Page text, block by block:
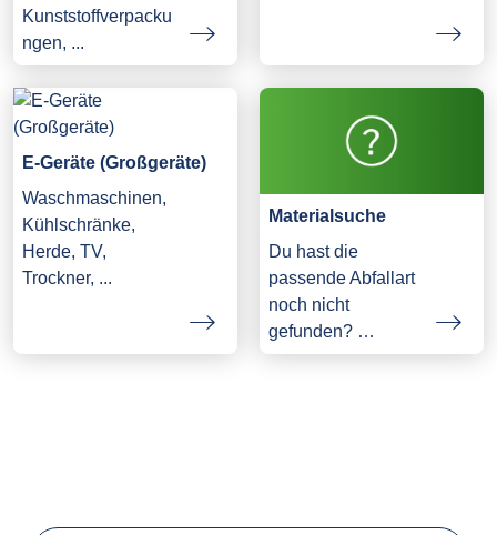
Kunststoffverpacku
ngen, ...
E-Geräte (Großgeräte)
Waschmaschinen,
Kühlschränke,
Herde, TV,
Trockner, ...
Materialsuche
Du hast die
passende Abfallart
noch nicht
gefunden? …